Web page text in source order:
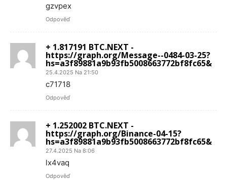
gzvpex
Odpověď
+ 1.817191 BTC.NEXT -
https://graph.org/Message--0484-03-25?
hs=a3f89881a9b93fb5008663772bf8fc65&
25.4.2025 Na 21:50
c71718
Odpověď
+ 1.252002 BTC.NEXT -
https://graph.org/Binance-04-15?
hs=a3f89881a9b93fb5008663772bf8fc65&
27.4.2025 Na 8:06
lx4vaq
Odpověď